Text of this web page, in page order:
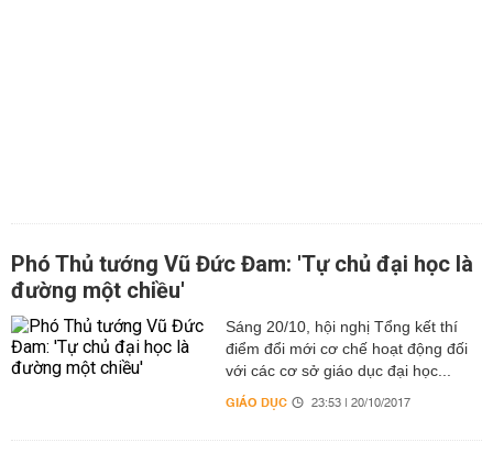
Phó Thủ tướng Vũ Đức Đam: 'Tự chủ đại học là
đường một chiều'
Sáng 20/10, hội nghị Tổng kết thí
điểm đổi mới cơ chế hoạt động đối
với các cơ sở giáo dục đại học...
GIÁO DỤC 23:53 | 20/10/2017